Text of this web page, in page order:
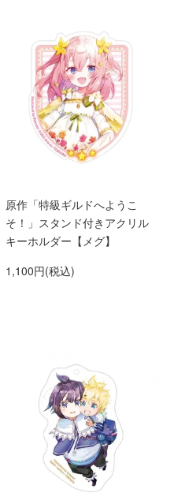
原作「特級ギルドへようこ
そ！」スタンド付きアクリル
キーホルダー【メグ】
1,100円(税込)